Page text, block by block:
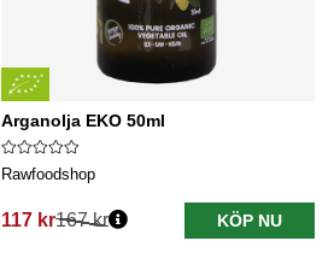
Arganolja EKO 50ml
Rawfoodshop
117 kr
Ordinarie pris:
167 kr KÖP NU